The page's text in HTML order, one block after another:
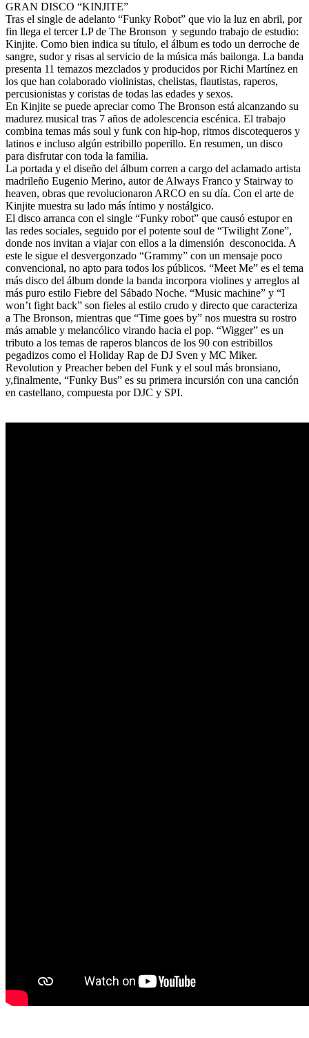
GRAN DISCO “KINJITE”
Tras el single de adelanto “Funky Robot” que vio la luz en abril, por
fin llega el tercer LP de The Bronson y segundo trabajo de estudio:
Kinjite. Como bien indica su título, el álbum es todo un derroche de
sangre, sudor y risas al servicio de la música más bailonga. La banda
presenta 11 temazos mezclados y producidos por Richi Martínez en
los que han colaborado violinistas, chelistas, flautistas, raperos,
percusionistas y coristas de todas las edades y sexos.
En Kinjite se puede apreciar como The Bronson está alcanzando su
madurez musical tras 7 años de adolescencia escénica. El trabajo
combina temas más soul y funk con hip-hop, ritmos discotequeros y
latinos e incluso algún estribillo poperillo. En resumen, un disco
para disfrutar con toda la familia.
La portada y el diseño del álbum corren a cargo del aclamado artista
madrileño Eugenio Merino, autor de Always Franco y Stairway to
heaven, obras que revolucionaron ARCO en su día. Con el arte de
Kinjite muestra su lado más íntimo y nostálgico.
El disco arranca con el single “Funky robot” que causó estupor en
las redes sociales, seguido por el potente soul de “Twilight Zone”,
donde nos invitan a viajar con ellos a la dimensión desconocida. A
este le sigue el desvergonzado “Grammy” con un mensaje poco
convencional, no apto para todos los públicos. “Meet Me” es el tema
más disco del álbum donde la banda incorpora violines y arreglos al
más puro estilo Fiebre del Sábado Noche. “Music machine” y “I
won’t fight back” son fieles al estilo crudo y directo que caracteriza
a The Bronson, mientras que “Time goes by” nos muestra su rostro
más amable y melancólico virando hacia el pop. “Wigger” es un
tributo a los temas de raperos blancos de los 90 con estribillos
pegadizos como el Holiday Rap de DJ Sven y MC Miker.
Revolution y Preacher beben del Funk y el soul más bronsiano,
y,finalmente, “Funky Bus” es su primera incursión con una canción
en castellano, compuesta por DJC y SPI.